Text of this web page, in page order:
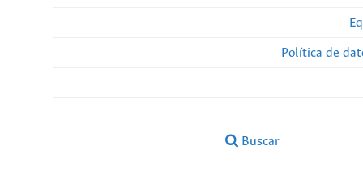
Política de
Buscar